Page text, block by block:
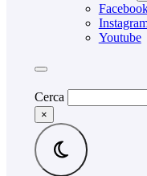
Youtube
Cerca
×